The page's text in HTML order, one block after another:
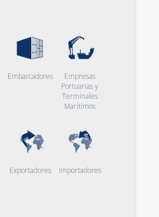
Embarcadores
Empresas
Portuarias y
Terminales
Marítimos
Exportadores Importadores